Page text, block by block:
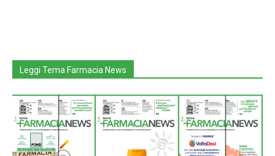
Leggi Tema Farmacia News